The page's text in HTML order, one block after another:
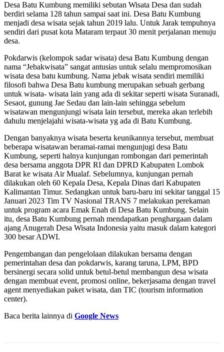
Desa Batu Kumbung memiliki sebutan Wisata Desa dan sudah
berdiri selama 128 tahun sampai saat ini. Desa Batu Kumbung
menjadi desa wisata sejak tahun 2019 lalu. Untuk Jarak tempuhnya
sendiri dari pusat kota Mataram terpaut 30 menit perjalanan menuju
desa.
Pokdarwis (kelompok sadar wisata) desa Batu Kumbung dengan
nama “Jebakwisata” sangat antusias untuk selalu mempromosikan
wisata desa batu kumbung. Nama jebak wisata sendiri memiliki
filosofi bahwa Desa Batu kumbung merupakan sebuah gerbang
untuk wisata- wisata lain yang ada di sekitar seperti wisata Suranadi,
Sesaot, gunung Jae Sedau dan lain-lain sehingga sebelum
wisatawan mengunjungi wisata lain tersebut, mereka akan terlebih
dahulu menjelajahi wisata-wisata yg ada di Batu Kumbung.
Dengan banyaknya wisata beserta keunikannya tersebut, membuat
beberapa wisatawan beramai-ramai mengunjugi desa Batu
Kumbung, seperti halnya kunjungan rombongan dari pemerintah
desa bersama anggota DPR RI dan DPRD Kabupaten Lombok
Barat ke wisata Air Mualaf. Sebelumnya, kunjungan pernah
dilakukan oleh 60 Kepala Desa, Kepala Dinas dari Kabupaten
Kalimantan Timur. Sedangkan untuk baru-baru ini sekitar tanggal 15
Januari 2023 Tim TV Nasional TRANS 7 melakukan perekaman
untuk program acara Emak Enah di Desa Batu Kumbung. Selain
itu, desa Batu Kumbung pernah mendapatkan penghargaan dalam
ajang Anugerah Desa Wisata Indonesia yaitu masuk dalam kategori
300 besar ADWI.
Pengembangan dan pengelolaan dilakukan bersama dengan
pemerintahan desa dan pokdarwis, karang taruna, LPM, BPD
bersinergi secara solid untuk betul-betul membangun desa wisata
dengan membuat event, promosi online, bekerjasama dengan travel
agent menyediakan paket wisata, dan TIC (tourism information
center).
Baca berita lainnya di Google News